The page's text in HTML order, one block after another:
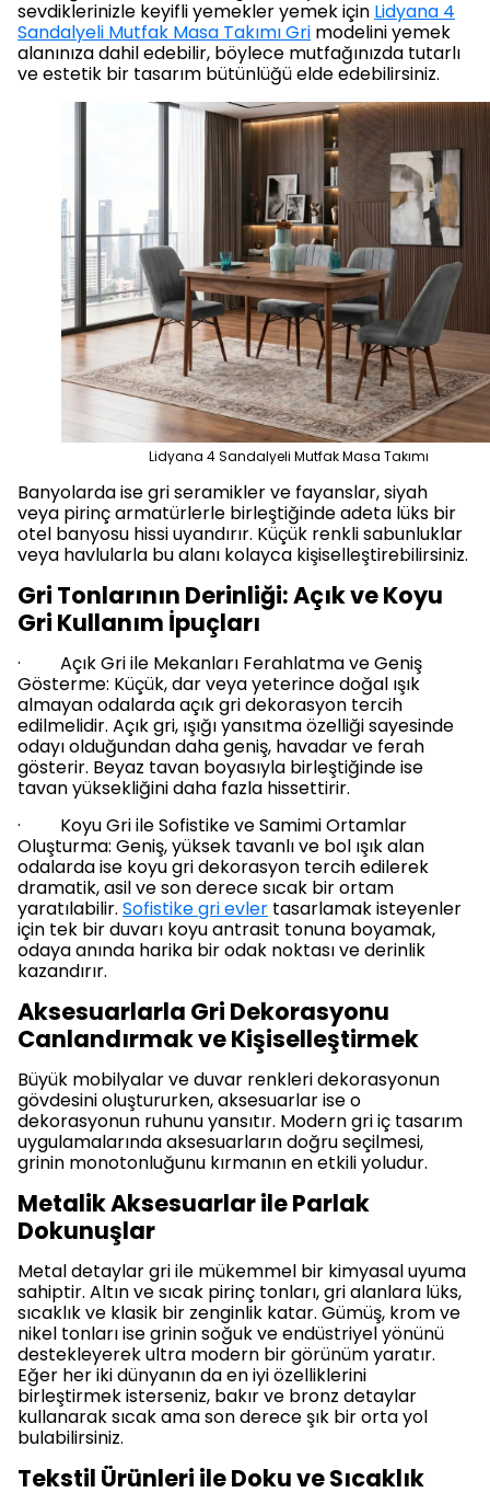
sevdiklerinizle keyifli yemekler yemek için Lidyana 4
Sandalyeli Mutfak Masa Takımı Gri modelini yemek
alanınıza dahil edebilir, böylece mutfağınızda tutarlı
ve estetik bir tasarım bütünlüğü elde edebilirsiniz.
Lidyana 4 Sandalyeli Mutfak Masa Takımı
Banyolarda ise gri seramikler ve fayanslar, siyah
veya pirinç armatürlerle birleştiğinde adeta lüks bir
otel banyosu hissi uyandırır. Küçük renkli sabunluklar
veya havlularla bu alanı kolayca kişiselleştirebilirsiniz.
Gri Tonlarının Derinliği: Açık ve Koyu
Gri Kullanım İpuçları
· Açık Gri ile Mekanları Ferahlatma ve Geniş
Gösterme: Küçük, dar veya yeterince doğal ışık
almayan odalarda açık gri dekorasyon tercih
edilmelidir. Açık gri, ışığı yansıtma özelliği sayesinde
odayı olduğundan daha geniş, havadar ve ferah
gösterir. Beyaz tavan boyasıyla birleştiğinde ise
tavan yüksekliğini daha fazla hissettirir.
· Koyu Gri ile Sofistike ve Samimi Ortamlar
Oluşturma: Geniş, yüksek tavanlı ve bol ışık alan
odalarda ise koyu gri dekorasyon tercih edilerek
dramatik, asil ve son derece sıcak bir ortam
yaratılabilir. Sofistike gri evler tasarlamak isteyenler
için tek bir duvarı koyu antrasit tonuna boyamak,
odaya anında harika bir odak noktası ve derinlik
kazandırır.
Aksesuarlarla Gri Dekorasyonu
Canlandırmak ve Kişiselleştirmek
Büyük mobilyalar ve duvar renkleri dekorasyonun
gövdesini oluştururken, aksesuarlar ise o
dekorasyonun ruhunu yansıtır. Modern gri iç tasarım
uygulamalarında aksesuarların doğru seçilmesi,
grinin monotonluğunu kırmanın en etkili yoludur.
Metalik Aksesuarlar ile Parlak
Dokunuşlar
Metal detaylar gri ile mükemmel bir kimyasal uyuma
sahiptir. Altın ve sıcak pirinç tonları, gri alanlara lüks,
sıcaklık ve klasik bir zenginlik katar. Gümüş, krom ve
nikel tonları ise grinin soğuk ve endüstriyel yönünü
destekleyerek ultra modern bir görünüm yaratır.
Eğer her iki dünyanın da en iyi özelliklerini
birleştirmek isterseniz, bakır ve bronz detaylar
kullanarak sıcak ama son derece şık bir orta yol
bulabilirsiniz.
Tekstil Ürünleri ile Doku ve Sıcaklık